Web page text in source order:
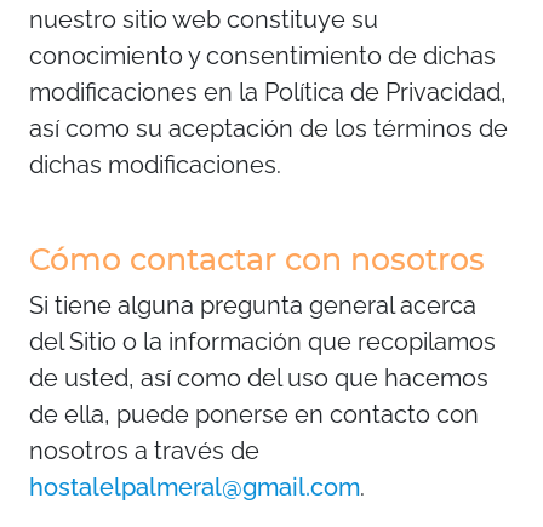
nuestro sitio web constituye su
conocimiento y consentimiento de dichas
modificaciones en la Política de Privacidad,
así como su aceptación de los términos de
dichas modificaciones.
Cómo contactar con nosotros
Si tiene alguna pregunta general acerca
del Sitio o la información que recopilamos
de usted, así como del uso que hacemos
de ella, puede ponerse en contacto con
nosotros a través de
hostalelpalmeral@gmail.com.